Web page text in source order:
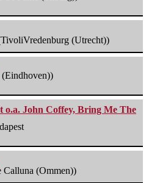
(Utrecht))
o.a. John Coffey, Bring Me The
Calluna (Ommen))